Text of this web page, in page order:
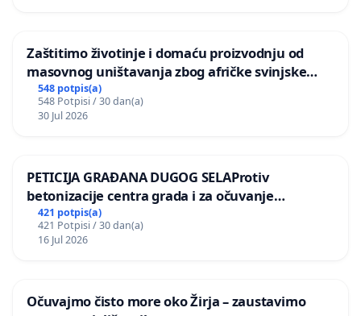
Zaštitimo životinje i domaću proizvodnju od
masovnog uništavanja zbog afričke svinjske
kuge
548 potpis(a)
548 Potpisi / 30 dan(a)
30 Jul 2026
PETICIJA GRAĐANA DUGOG SELAProtiv
betonizacije centra grada i za očuvanje
postojećih zelenih površina i odraslih stabala pri
donošenju izmjena urbanističkog plana
421 potpis(a)
421 Potpisi / 30 dan(a)
16 Jul 2026
Očuvajmo čisto more oko Žirja – zaustavimo